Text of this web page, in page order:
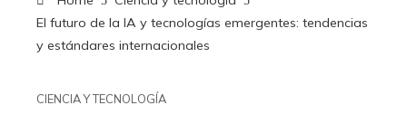
El futuro de la IA y tecnologías emergentes: tendencias
y estándares internacionales
CIENCIA Y TECNOLOGÍA